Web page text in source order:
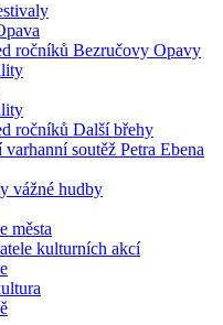
ročníků Bezručovy Opavy
ročníků Další břehy
soutěž Petra Ebena
vážné hudby
města
kulturních akcí